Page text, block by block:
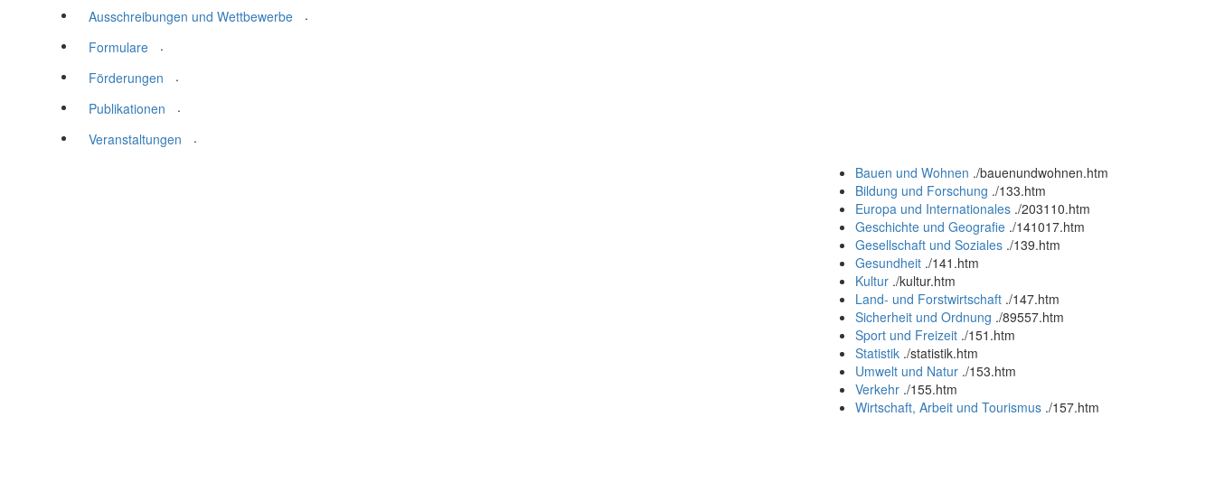
Ausschreibungen und Wettbewerbe
.
Formulare
.
Förderungen
.
Publikationen
.
Veranstaltungen
.
Bauen und Wohnen ./bauenundwohnen.htm
Bildung und Forschung ./133.htm
Europa und Internationales ./203110.htm
Geschichte und Geografie ./141017.htm
Gesellschaft und Soziales ./139.htm
Gesundheit ./141.htm
Kultur ./kultur.htm
Land- und Forstwirtschaft ./147.htm
Sicherheit und Ordnung ./89557.htm
Sport und Freizeit ./151.htm
Statistik ./statistik.htm
Umwelt und Natur ./153.htm
Verkehr ./155.htm
Wirtschaft, Arbeit und Tourismus ./157.htm